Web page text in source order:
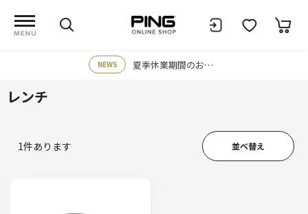
NEWS 夏季休業期間のお知らせ
レンチ
並べ替え
1件あります